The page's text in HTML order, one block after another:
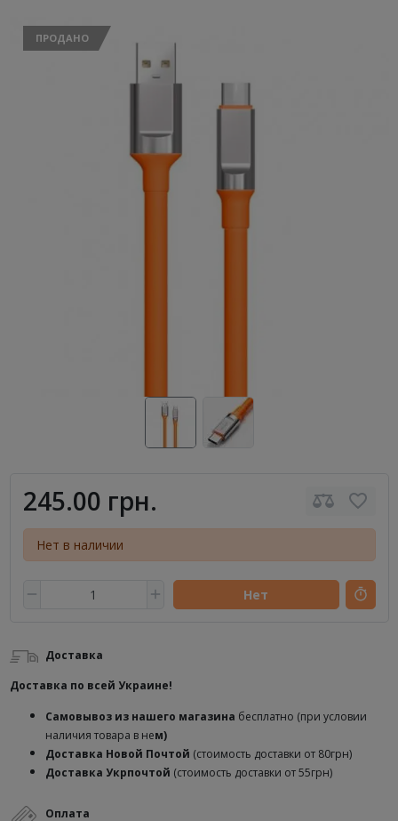
ПРОДАНО
245.00 грн.
Нет в наличии
Нет
Доставка
Доставка по всей Украине!
Самовывоз из нашего магазина бесплатно (при условии
наличия товара в нем)
Доставка Новой Почтой (стоимость доставки от 80грн)
Доставка Укрпочтой (стоимость доставки от 55грн)
Оплата